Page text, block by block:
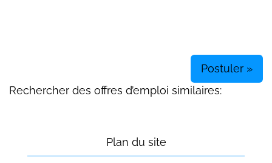
Postuler »
Rechercher des offres d’emploi similaires:
Plan du site